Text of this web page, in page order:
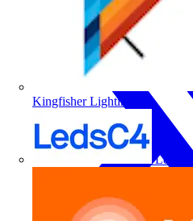
Kingfisher Lighting
LedsC4